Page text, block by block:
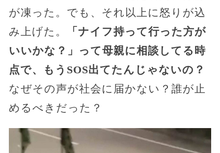
が凍った。でも、それ以上に怒りが込
み上げた。
「ナイフ持って行った方が
いいかな？」って母親に相談してる時
点で、もうSOS出てたんじゃないの？
なぜその声が社会に届かない？誰が止
めるべきだった？